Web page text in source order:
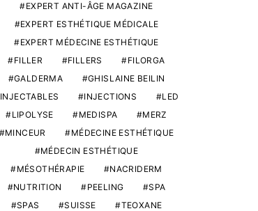
EXPERT ANTI-ÂGE MAGAZINE
EXPERT ESTHÉTIQUE MÉDICALE
EXPERT MÉDECINE ESTHÉTIQUE
FILLER
FILLERS
FILORGA
GALDERMA
GHISLAINE BEILIN
INJECTABLES
INJECTIONS
LED
LIPOLYSE
MEDISPA
MERZ
MINCEUR
MÉDECINE ESTHÉTIQUE
MÉDECIN ESTHÉTIQUE
MÉSOTHÉRAPIE
NACRIDERM
NUTRITION
PEELING
SPA
SPAS
SUISSE
TEOXANE